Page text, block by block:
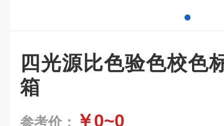
四光源比色验色校色
箱
参考价： ￥0~0